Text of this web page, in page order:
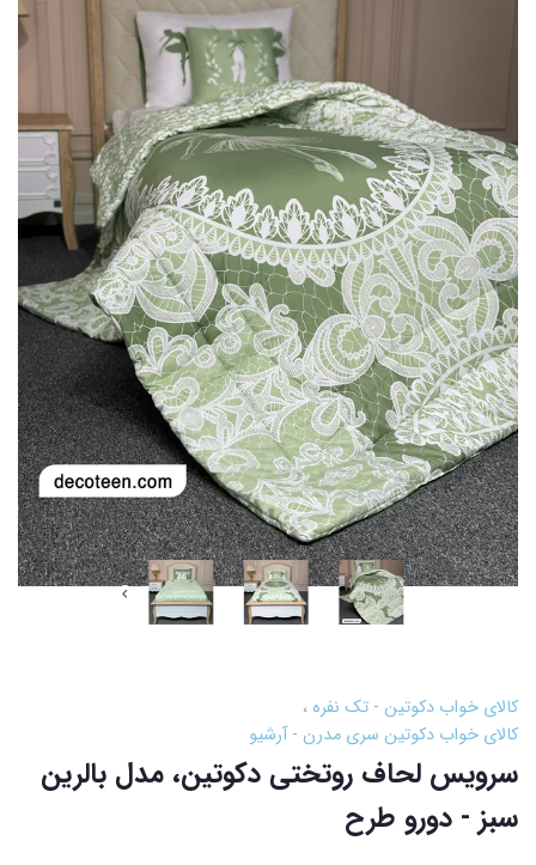
کالای خواب دکوتین - تک نفره
کالای خواب دکوتین سری مدرن - آرشیو
سرویس لحاف روتختی دکوتین، مدل بالرین
سبز - دورو طرح